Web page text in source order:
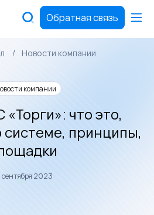
Обратная связь
Новости компании
компании
что это,
принципы,
сентября 2023